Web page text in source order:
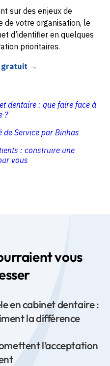
sur des enjeux de
de votre organisation, le
d’identifier en quelques
prioritaires.
gratuit →
dentaire : que faire face à
?
Service par Binhas
: construire une
vous
vous
en cabinet dentaire :
la différence
l’acceptation